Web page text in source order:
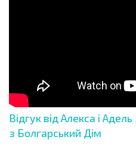
Відгук від Алекса і
з Болгарський Дім